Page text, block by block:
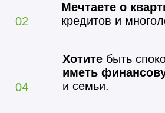
02
04
Мечтаете о
кредитов и
Хотите быть
иметь
и семьи.